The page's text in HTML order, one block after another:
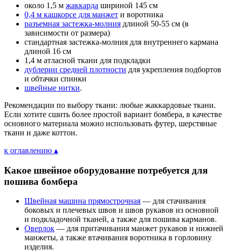
около 1,5 м жаккарда шириной 145 см
0,4 м кашкорсе для манжет и воротника
разъемная застежка-молния длиной 50-55 см (в
зависимости от размера)
стандартная застежка-молния для внутреннего кармана
длиной 16 см
1,4 м атласной ткани для подкладки
дублерин средней плотности для укрепления подбортов
и обтачки спинки
швейные нитки.
Рекомендации по выбору ткани: любые жаккардовые ткани.
Если хотите сшить более простой вариант бомбера, в качестве
основного материала можно использовать футер, шерстяные
ткани и даже коттон.
к оглавлению ▴
Какое швейное оборудование потребуется для
пошива бомбера
Швейная машина прямострочная — для стачивания
боковых и плечевых швов и швов рукавов из основной
и подкладочной тканей, а также для пошива карманов.
Оверлок — для притачивания манжет рукавов и нижней
манжеты, а также втачивания воротника в горловину
изделия.